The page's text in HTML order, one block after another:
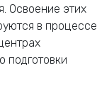
Освоение этих
в процессе
подготовки